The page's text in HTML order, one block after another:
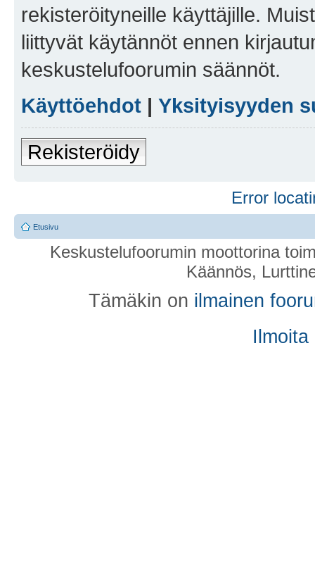
rekisteröityneille käyttäjille.
liittyvät käytännöt ennen
keskustelufoorumin säännöt.
Käyttöehdot | Yksityisyyden
Rekisteröidy
Error
Etusivu
Keskustelufoorumin moottorina
Käännös,
Tämäkin on ilmainen